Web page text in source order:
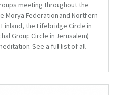
meeting throughout the
Morya Federation and Northern
the Lifebridge Circle in
Group Circle in Jerusalem)
See a full list of all